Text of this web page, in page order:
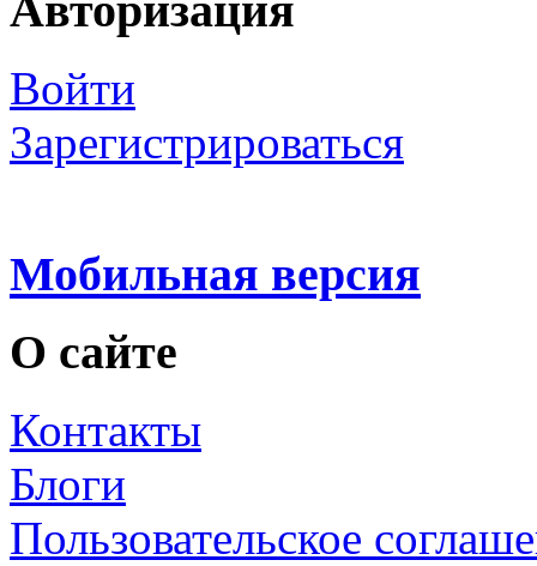
Войти
Зарегистрироваться
Мобильная версия
О сайте
Контакты
Блоги
Пользовательское